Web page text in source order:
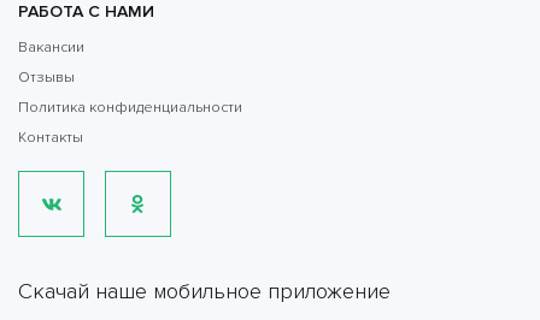
РАБОТА С НАМИ
Вакансии
Отзывы
Политика конфиденциальности
Контакты
Скачай наше мобильное приложение